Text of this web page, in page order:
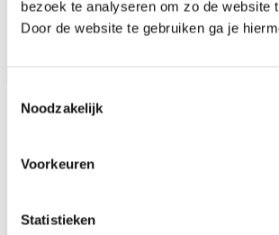
bezoek te analyseren om zo de website
Door de website te gebruiken ga je
Noodzakelijk
Voorkeuren
Statistieken
Vraag informatie aan